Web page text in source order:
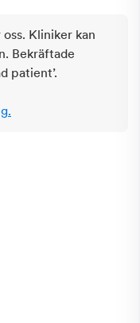
Kliniker kan
Bekräftade
patient’.